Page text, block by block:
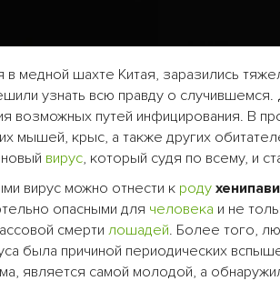
медной шахте Китая, заразились
узнать всю правду о
возможных путей инфицирования. В
мышей, крыс, а также других
вирус, который судя по всему, и
вирус можно отнести к роду
опасными для человека и не
смерти лошадей. Более того,
была причиной периодических
является самой молодой, а